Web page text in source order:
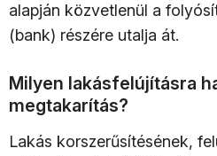
alapján közvetlenül a
(bank) részére utalja át.
Milyen lakásfelújításra
megtakarítás?
Lakás korszerűsítésének,